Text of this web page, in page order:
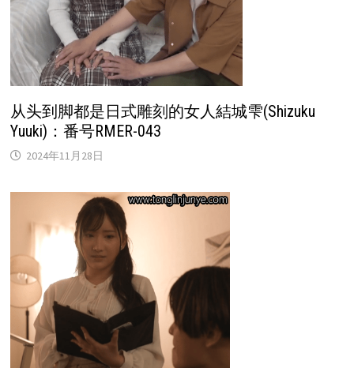
从头到脚都是日式雕刻的女人結城雫(Shizuku
Yuuki)：番号RMER-043
2024年11月28日